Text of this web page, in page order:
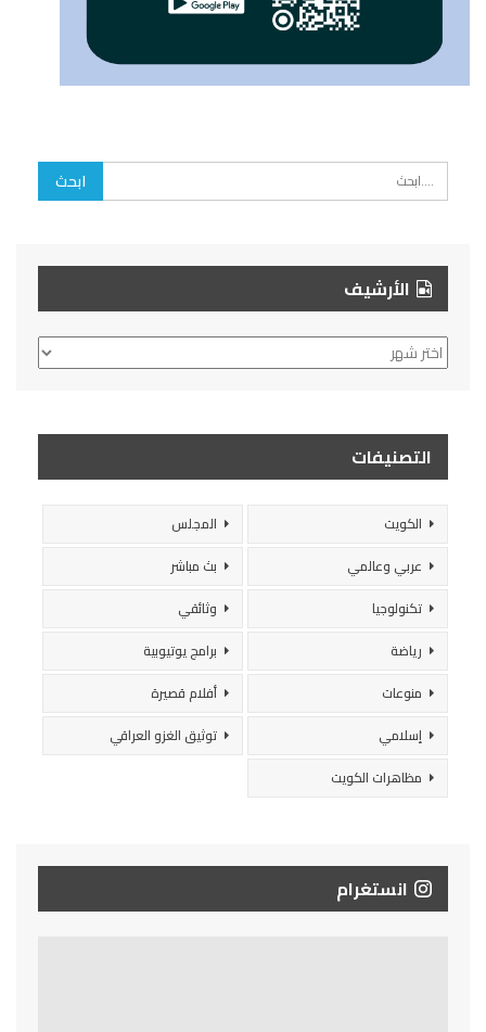
الأرشيف
الأرشيف
التصنيفات
الكويت
المجلس
عربي وعالمي
بث مباشر
تكنولوجيا
وثائقي
رياضة
برامج يوتيوبية
منوعات
أفلام قصيرة
إسلامي
توثيق الغزو العراقي
مظاهرات الكويت
انستغرام